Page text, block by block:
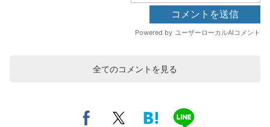
全てのコメントを見る